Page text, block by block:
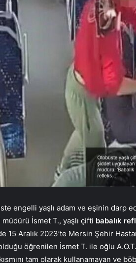
engelli yaşlı adam ve eşinin darp
müdürü İsmet T., yaşlı çifti babalık
15 Aralık 2023’te Mersin Şehir
öğrenilen İsmet T. ile oğlu
tam olarak kullanamayan ve